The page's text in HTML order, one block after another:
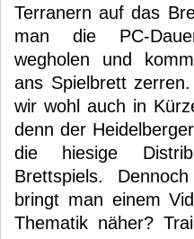
Terranern auf das
man die PC-
wegholen und
ans Spielbrett
wir wohl auch in
denn der
die hiesige
Brettspiels.
bringt man einem
Thematik näher?